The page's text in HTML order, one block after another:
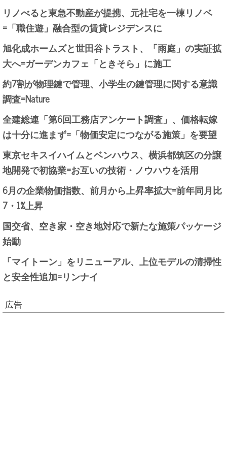
リノべると東急不動産が提携、元社宅を一棟リノベ
=「職住遊」融合型の賃貸レジデンスに
旭化成ホームズと世田谷トラスト、「雨庭」の実証拡
大へ=ガーデンカフェ「ときそら」に施工
約7割が物理鍵で管理、小学生の鍵管理に関する意識
調査=Nature
全建総連「第6回工務店アンケート調査」、価格転嫁
は十分に進まず=「物価安定につながる施策」を要望
東京セキスイハイムとベンハウス、横浜都筑区の分譲
地開発で初協業=お互いの技術・ノウハウを活用
6月の企業物価指数、前月から上昇率拡大=前年同月比
7・1%上昇
国交省、空き家・空き地対応で新たな施策パッケージ
始動
「マイトーン」をリニューアル、上位モデルの清掃性
と安全性追加=リンナイ
広告